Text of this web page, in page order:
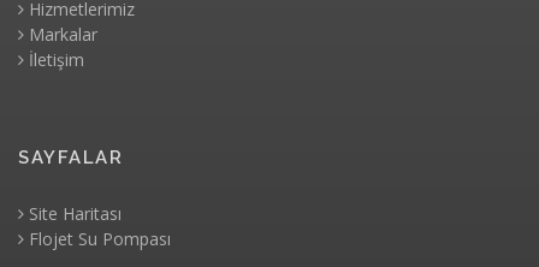
Hizmetlerimiz
Markalar
İletişim
SAYFALAR
Site Haritası
Flojet Su Pompası